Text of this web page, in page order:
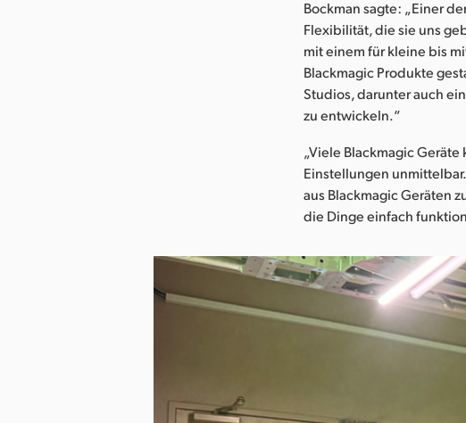
Bockman sagte: „Einer
Flexibilität, die sie uns
mit einem für kleine bis
Blackmagic Produkte
Studios, darunter auch
zu entwickeln.“
„Viele Blackmagic
Einstellungen
aus Blackmagic Geräten
die Dinge einfach